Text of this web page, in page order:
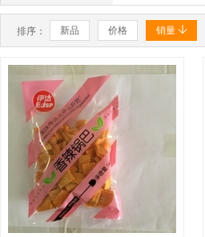
排序： 新品 价格 销量 